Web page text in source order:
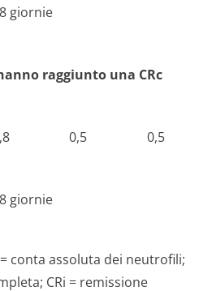
giornie
raggiunto una CRc
0,5 0,5
giornie
conta assoluta dei neutrofili;
CRi = remissione